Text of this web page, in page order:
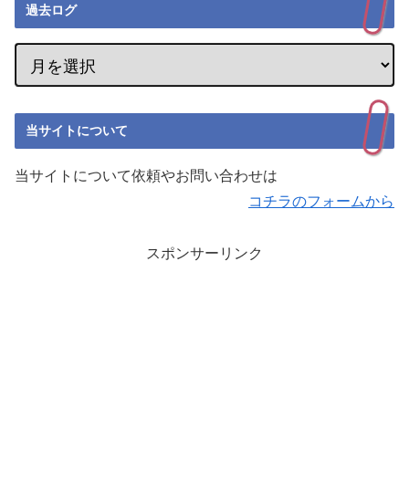
過去ログ
当サイトについて
当サイトについて依頼やお問い合わせは
コチラのフォームから
スポンサーリンク